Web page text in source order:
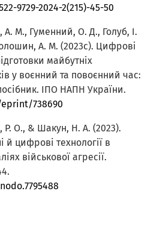
9729-2024-2(215)-45-50
М., Гуменний, О. Д., Голуб, І.
А. М. (2023c). Цифрові
майбутніх
у воєнний та повоєнний час:
ІПО НАПН України.
738690
Р. О., & Шакун, Н. А. (2023).
й цифрові технології в
військової агресії.